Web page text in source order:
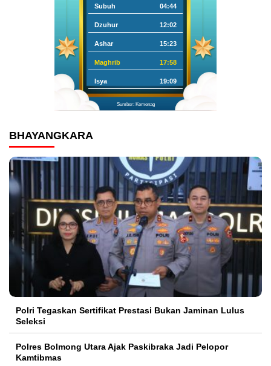
Subuh 04:44
Dzuhur 12:02
Ashar 15:23
Maghrib 17:58
Isya 19:09
Sumber: Kemenag
BHAYANGKARA
Polri Tegaskan Sertifikat Prestasi Bukan Jaminan Lulus
Seleksi
Polres Bolmong Utara Ajak Paskibraka Jadi Pelopor
Kamtibmas